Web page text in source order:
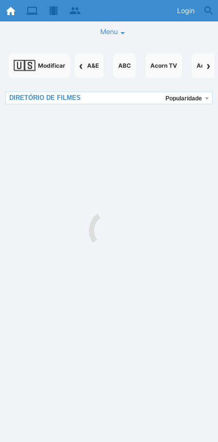
Login
Menu
🇺🇸 Modificar ‹ ›
A&E ABC Acorn TV
DIRETÓRIO DE FILMES Popularidade